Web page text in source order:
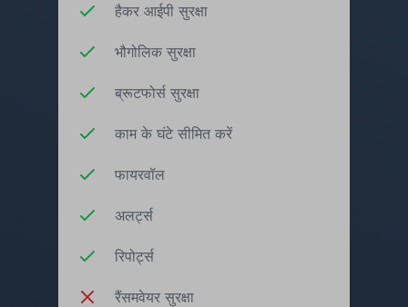
हैकर आईपी सुरक्षा
भौगोलिक सुरक्षा
ब्रूटफोर्स सुरक्षा
काम के घंटे सीमित करें
फायरवॉल
अलर्ट्स
रिपोर्ट्स
रैंसमवेयर सुरक्षा